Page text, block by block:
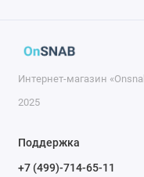
Интернет-магазин
2025
Поддержка
+7 (499)-714-65-11